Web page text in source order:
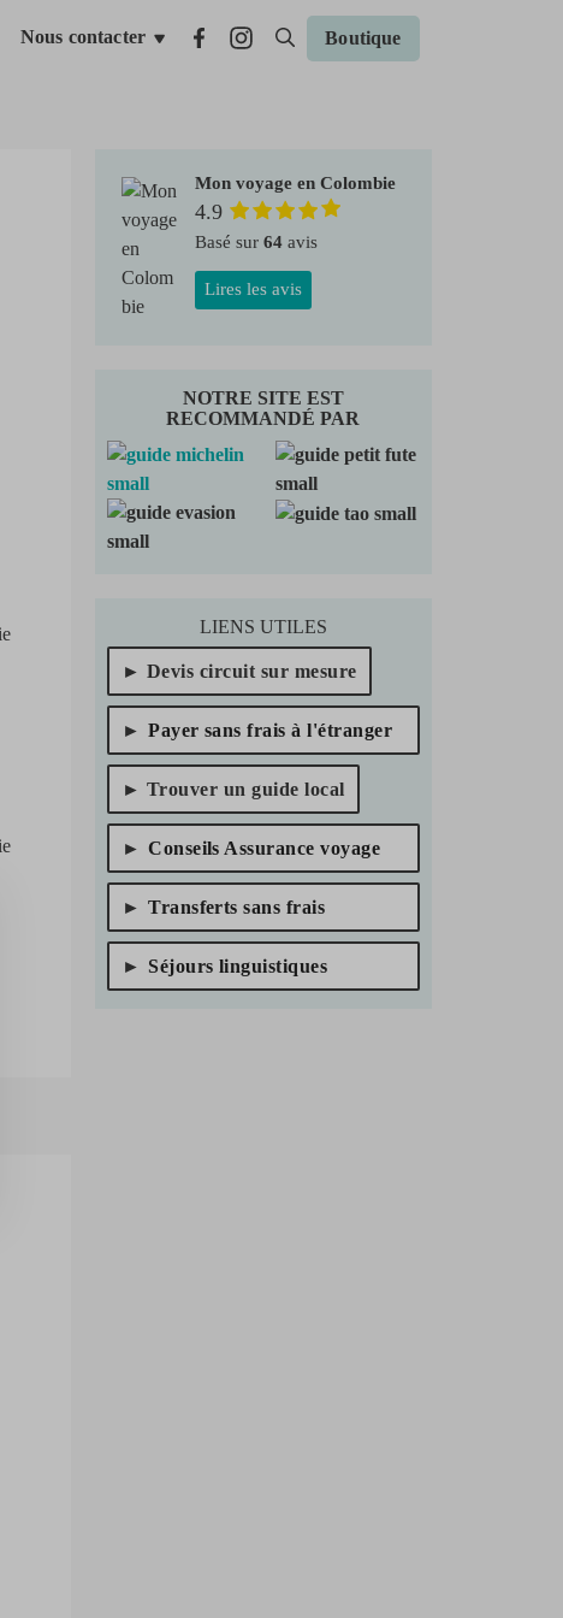
Nous contacter Boutique
Mon voyage en Colombie
4.9
Basé sur 64avis
Lires les avis
NOTRE SITE EST
RECOMMANDÉ PAR
LIENS UTILES
Devis circuit sur mesure
Payer sans frais à l'étranger
Trouver un guide local
Conseils Assurance voyage
Transferts sans frais
Séjours linguistiques